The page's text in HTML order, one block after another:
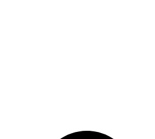
良、甲状腺功能减退
最初被用作牧羊犬，现在已成为受